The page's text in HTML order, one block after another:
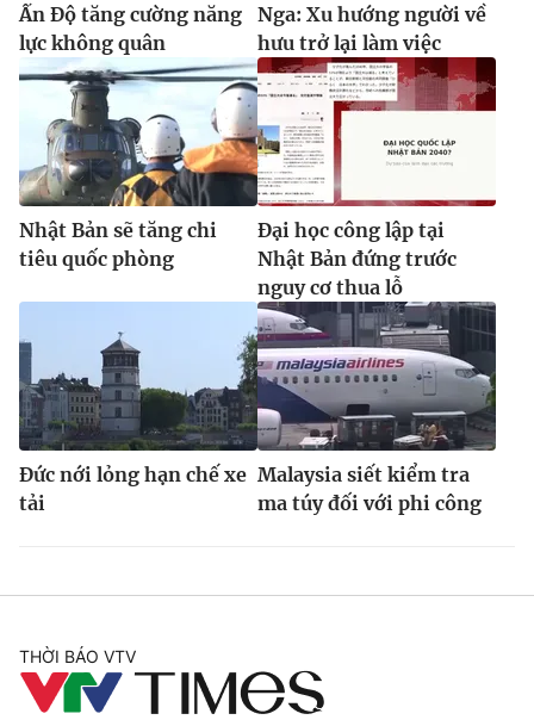
Ấn Độ tăng cường năng
lực không quân
Nga: Xu hướng người về
hưu trở lại làm việc
Nhật Bản sẽ tăng chi
tiêu quốc phòng
Đại học công lập tại
Nhật Bản đứng trước
nguy cơ thua lỗ
Đức nới lỏng hạn chế xe
tải
Malaysia siết kiểm tra
ma túy đối với phi công
THỜI BÁO VTV